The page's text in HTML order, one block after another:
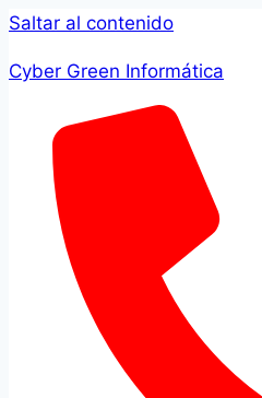
Saltar al contenido
Cyber Green Informática